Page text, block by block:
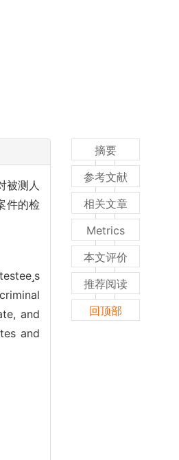
被测人
件的检
and
and
摘要
参考文献
相关文章
Metrics
本文评价
推荐阅读
回顶部